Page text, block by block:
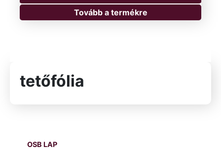
OSB LAP
tetőfólia
Tovább a termékre